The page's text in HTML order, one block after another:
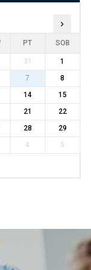
›
PT SOB
31
1
7
8
14
15
21
22
28
29
4 5